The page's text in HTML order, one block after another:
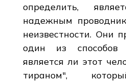
определить,
надежным
неизвестности. Они
один из способов
является ли этот
тираном",